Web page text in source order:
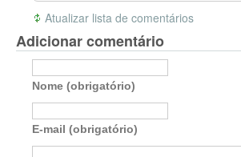
Atualizar lista de comentários
Adicionar comentário
Nome (obrigatório)
E-mail (obrigatório)